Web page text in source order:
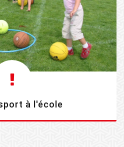
sport à l'école